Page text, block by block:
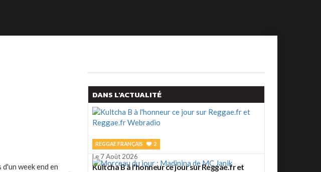
week end en
DANS L'ACTUALITÉ
REGGAE FRANÇAIS 2
Le 7 Août 2026
Kultcha B à l'honneur ce jour sur Reggae.fr et